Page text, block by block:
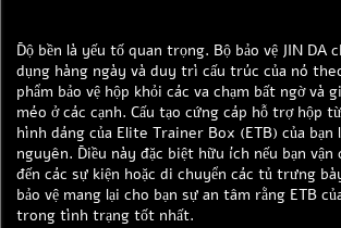
Độ bền là yếu tố quan trọng. Bộ bảo vệ JIN DA
dụng hàng ngày và duy trì cấu trúc của nó
phẩm bảo vệ hộp khỏi các va chạm bất ngờ và
méo ở các cạnh. Cấu tạo cứng cáp hỗ trợ hộp
hình dáng của Elite Trainer Box (ETB) của bạn
nguyên. Điều này đặc biệt hữu ích nếu bạn vận
đến các sự kiện hoặc di chuyển các tủ trưng
bảo vệ mang lại cho bạn sự an tâm rằng ETB
trong tình trạng tốt nhất.